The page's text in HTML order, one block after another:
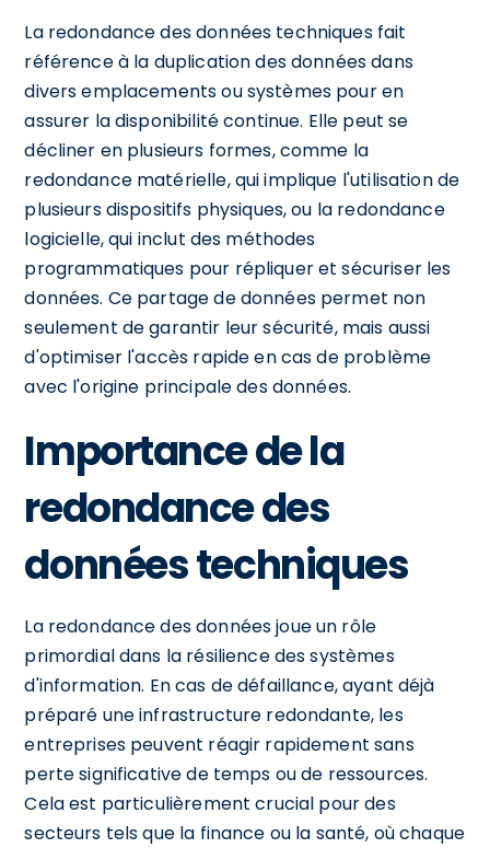
La redondance des données techniques fait
référence à la duplication des données dans
divers emplacements ou systèmes pour en
assurer la disponibilité continue. Elle peut se
décliner en plusieurs formes, comme la
redondance matérielle, qui implique l'utilisation de
plusieurs dispositifs physiques, ou la redondance
logicielle, qui inclut des méthodes
programmatiques pour répliquer et sécuriser les
données. Ce partage de données permet non
seulement de garantir leur sécurité, mais aussi
d'optimiser l'accès rapide en cas de problème
avec l'origine principale des données.
Importance de la
redondance des
données techniques
La redondance des données joue un rôle
primordial dans la résilience des systèmes
d'information. En cas de défaillance, ayant déjà
préparé une infrastructure redondante, les
entreprises peuvent réagir rapidement sans
perte significative de temps ou de ressources.
Cela est particulièrement crucial pour des
secteurs tels que la finance ou la santé, où chaque